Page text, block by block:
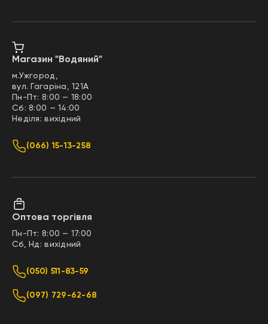
Магазин "Водяний"
м.Ужгород,
вул. Гагаріна, 121А
Пн-Пт: 8:00 — 18:00
Сб: 8:00 — 14:00
Неділя: вихідний
(066) 15-13-258
Оптова торгівля
Пн-Пт: 8:00 — 17:00
Сб, Нд: вихідний
(050) 511-83-59
(097) 729-62-68